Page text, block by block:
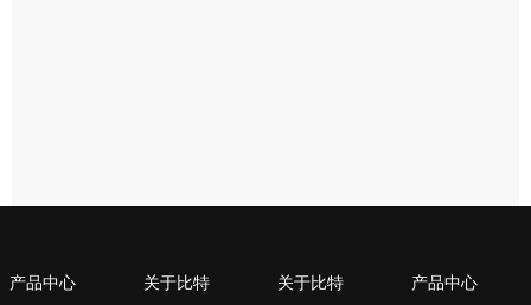
产品中心 关于比特 关于比特 产品中心